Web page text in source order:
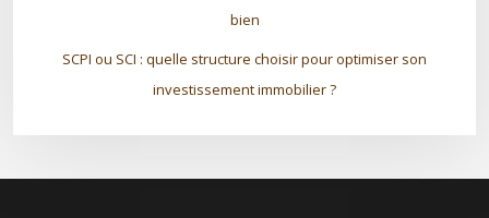
bien
SCPI ou SCI : quelle structure choisir pour optimiser son
investissement immobilier ?